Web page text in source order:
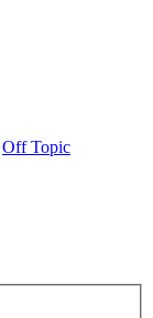
Off Topic